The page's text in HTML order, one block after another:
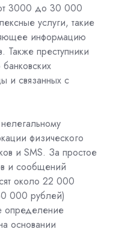
3000 до 30 000
услуги, такие
информацию
Также преступники
и связанных с
физического
и SMS. За простое
и сообщений
около 22 000
000 рублей)
определение
основании